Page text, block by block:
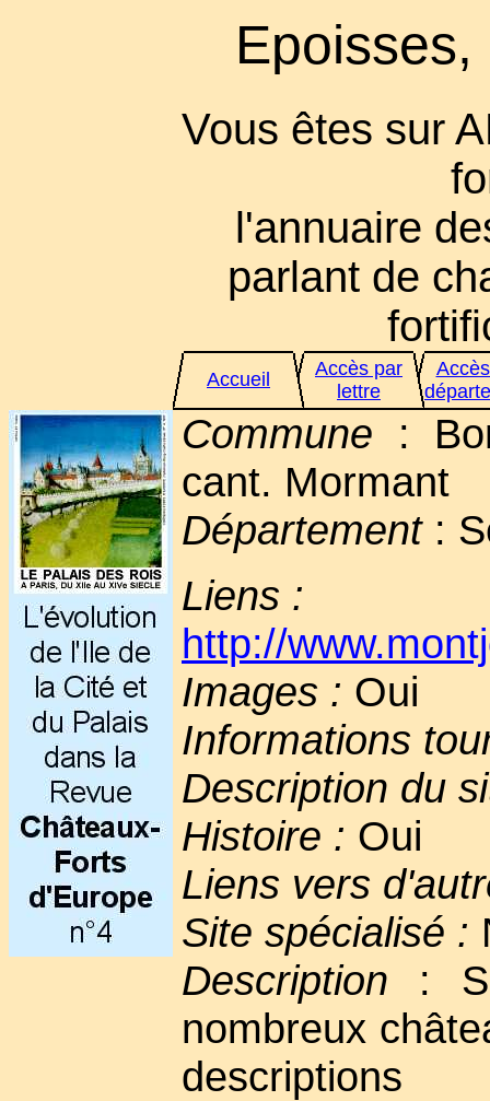
Vous êtes sur
l'annuaire
parlant de
Accueil
Accès par
lettre
Commune :
cant. Mormant
Département:
Liens :
http://
Images : Oui
Informations
Description du
Histoire : Oui
Liens vers
Site spécialisé :
Description :
nombreux
descriptions